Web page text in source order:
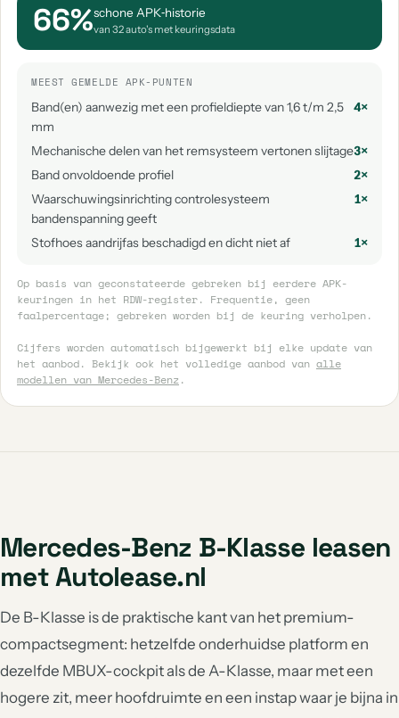
66%schone APK‑historie
van 32 auto's met keuringsdata
MEEST GEMELDE APK-PUNTEN
Band(en) aanwezig met een profieldiepte van 1,6 t/m 2,5
mm
4×
Mechanische delen van het remsysteem vertonen slijtage3×
Band onvoldoende profiel
2×
Waarschuwingsinrichting controlesysteem
bandenspanning geeft
1×
Stofhoes aandrijfas beschadigd en dicht niet af 1×
Op basis van geconstateerde gebreken bij eerdere APK-
keuringen in het RDW-register. Frequentie, geen
faalpercentage; gebreken worden bij de keuring verholpen.
Cijfers worden automatisch bijgewerkt bij elke update van
het aanbod. Bekijk ook het volledige aanbod van alle
modellen van Mercedes-Benz.
Mercedes-Benz B-Klasse leasen
met Autolease.nl
De B-Klasse is de praktische kant van het premium-
compactsegment: hetzelfde onderhuidse platform en
dezelfde MBUX-cockpit als de A-Klasse, maar met een
hogere zit, meer hoofdruimte en een instap waar je bijna in